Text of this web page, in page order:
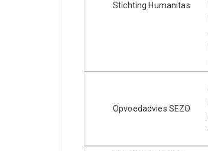
Stichting Humanitas
Opvoedadvies SEZO